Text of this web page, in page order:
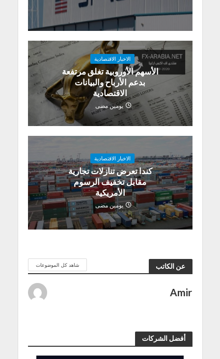
الاخبار الاقتصادية
الأسهم الأوروبية تغلق مرتفعة
بدعم الأرباح والبيانات
الاقتصادية
يومين مضى
الاخبار الاقتصادية
كندا تعرض تنازلات تجارية
مقابل تخفيف الرسوم
الأمريكية
يومين مضى
عن الكاتب شاهد كل الموضوعات
Amir
أفضل الشركات